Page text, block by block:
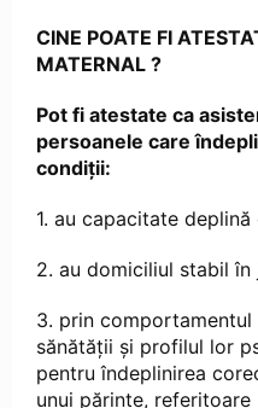
CINE POATE FI
MATERNAL ?
Pot fi atestate ca
persoanele care
condiţii:
1. au capacitate
2. au domiciliul stabil în
3. prin
sănătăţii şi profilul lor
pentru îndeplinirea
unui părinte,